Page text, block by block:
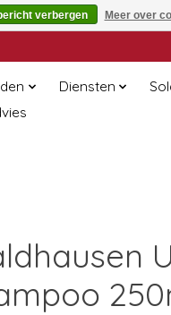
Diensten
verbergen Meer over